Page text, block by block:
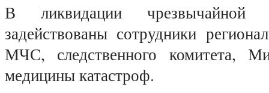
В ликвидации чрезвычайной
задействованы сотрудники
МЧС, следственного комитета,
медицины катастроф.